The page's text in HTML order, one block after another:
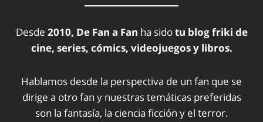
Desde 2010, De Fan a Fan ha sidotu blog friki de
cine, series, cómics, videojuegos y libros.
Hablamos desde la perspectiva de un fan que se
dirige a otro fan y nuestras temáticas preferidas
son la fantasía, la ciencia ficción y el terror.